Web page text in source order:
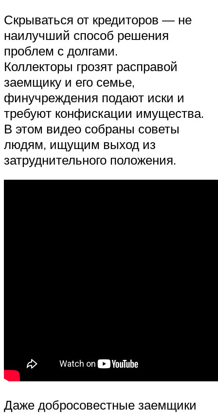
Скрываться от кредиторов — не
наилучший способ решения
проблем с долгами.
Коллекторы грозят расправой
заемщику и его семье,
финучреждения подают иски и
требуют конфискации имущества.
В этом видео собраны советы
людям, ищущим выход из
затруднительного положения.
Даже добросовестные заемщики